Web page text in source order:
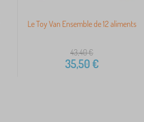
Le Toy Van Ensemble de 12 aliments
43,40€
35,50€